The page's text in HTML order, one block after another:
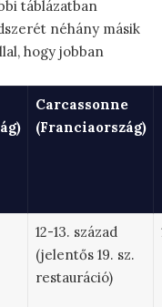
táblázatban
néhány másik
hogy jobban
Carcassonne
(Franciaország)
12-13. század
(jelentős 19. sz.
restauráció)